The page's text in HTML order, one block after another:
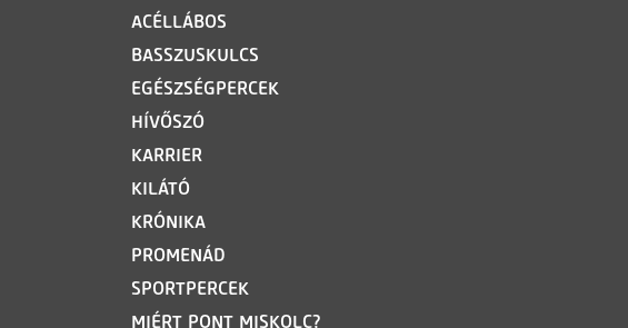
ACÉLLÁBOS
BASSZUSKULCS
EGÉSZSÉGPERCEK
HÍVŐSZÓ
KARRIER
KILÁTÓ
KRÓNIKA
PROMENÁD
SPORTPERCEK
MIÉRT PONT MISKOLC?